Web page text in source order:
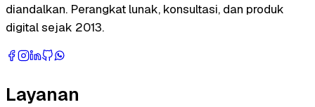
diandalkan. Perangkat lunak, konsultasi, dan produk
digital sejak 2013.
Layanan